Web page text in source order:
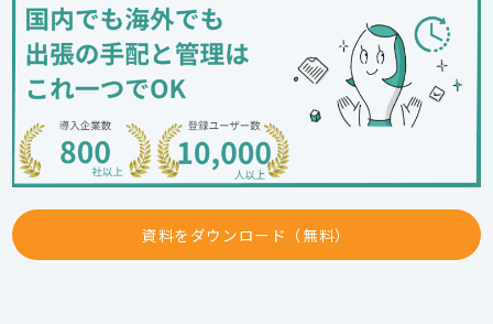
資料をダウンロード（無料）